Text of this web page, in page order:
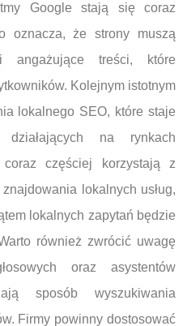
Google stają się coraz
oznacza, że strony muszą
angażujące treści, które
Kolejnym istotnym
lokalnego SEO, które staje
na rynkach
coraz częściej korzystają z
lokalnych usług,
lokalnych zapytań będzie
również zwrócić uwagę
oraz asystentów
sposób wyszukiwania
Firmy powinny dostosować